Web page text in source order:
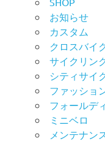
お知らせ
カスタム
クロスバイ
サイクリン
シティサイ
ファッショ
フォールデ
ミニベロ
メンテナン